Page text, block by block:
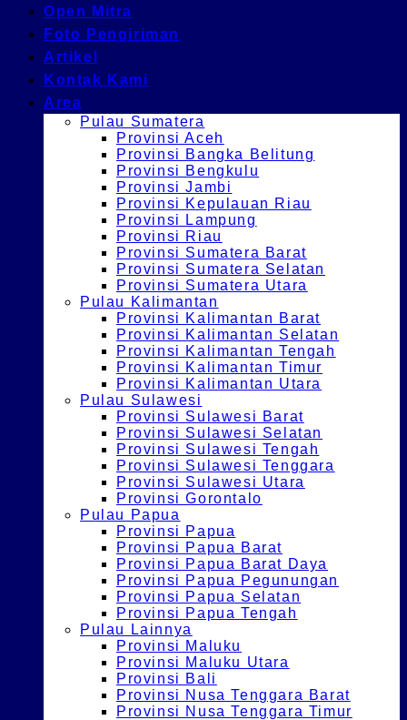
Open Mitra
Foto Pengiriman
Artikel
Kontak Kami
Area
Pulau Sumatera
Provinsi Aceh
Provinsi Bangka Belitung
Provinsi Bengkulu
Provinsi Jambi
Provinsi Kepulauan Riau
Provinsi Lampung
Provinsi Riau
Provinsi Sumatera Barat
Provinsi Sumatera Selatan
Provinsi Sumatera Utara
Pulau Kalimantan
Provinsi Kalimantan Barat
Provinsi Kalimantan Selatan
Provinsi Kalimantan Tengah
Provinsi Kalimantan Timur
Provinsi Kalimantan Utara
Pulau Sulawesi
Provinsi Sulawesi Barat
Provinsi Sulawesi Selatan
Provinsi Sulawesi Tengah
Provinsi Sulawesi Tenggara
Provinsi Sulawesi Utara
Provinsi Gorontalo
Pulau Papua
Provinsi Papua
Provinsi Papua Barat
Provinsi Papua Barat Daya
Provinsi Papua Pegunungan
Provinsi Papua Selatan
Provinsi Papua Tengah
Pulau Lainnya
Provinsi Maluku
Provinsi Maluku Utara
Provinsi Bali
Provinsi Nusa Tenggara Barat
Provinsi Nusa Tenggara Timur